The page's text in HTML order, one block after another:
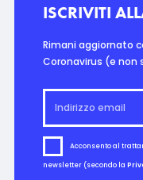
ISCRIVITI
Rimani aggiornato
Coronavirus (e non
Acconsento al
newsletter (secondo la